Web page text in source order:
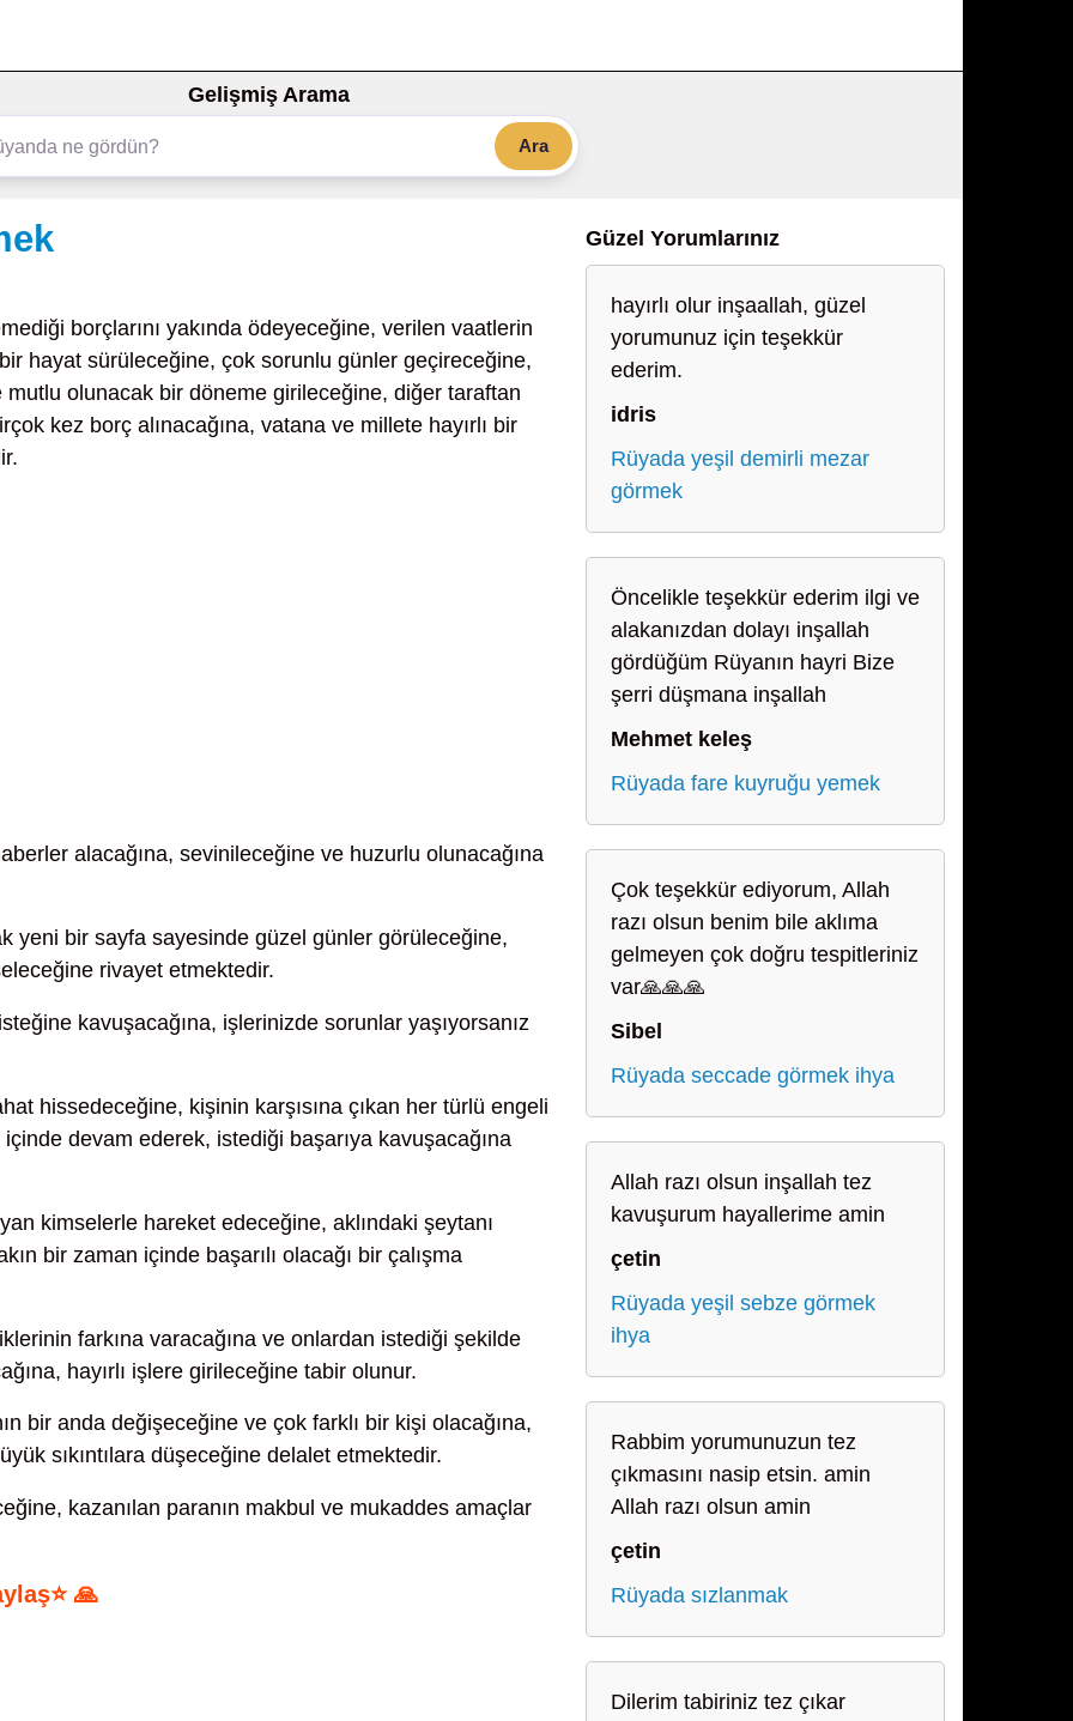
Gelişmiş Arama
Ara
borçlarını yakında ödeyeceğine, verilen vaatlerin
hayat sürüleceğine, çok sorunlu günler geçireceğine,
mutlu olunacak bir döneme girileceğine, diğer taraftan
kez borç alınacağına, vatana ve millete hayırlı bir
alacağına, sevinileceğine ve huzurlu olunacağına
yeni bir sayfa sayesinde güzel günler görüleceğine,
rivayet etmektedir.
kavuşacağına, işlerinizde sorunlar yaşıyorsanız
hissedeceğine, kişinin karşısına çıkan her türlü engeli
devam ederek, istediği başarıya kavuşacağına
kimselerle hareket edeceğine, aklındaki şeytanı
bir zaman içinde başarılı olacağı bir çalışma
farkına varacağına ve onlardan istediği şekilde
hayırlı işlere girileceğine tabir olunur.
bir anda değişeceğine ve çok farklı bir kişi olacağına,
sıkıntılara düşeceğine delalet etmektedir.
kazanılan paranın makbul ve mukaddes amaçlar
🙏
Güzel Yorumlarınız
hayırlı olur inşaallah, güzel
yorumunuz için teşekkür
ederim.
idris
Rüyada yeşil demirli mezar
görmek
Öncelikle teşekkür ederim ilgi ve
alakanızdan dolayı inşallah
gördüğüm Rüyanın hayri Bize
şerri düşmana inşallah
Mehmet keleş
Rüyada fare kuyruğu yemek
Çok teşekkür ediyorum, Allah
razı olsun benim bile aklıma
gelmeyen çok doğru tespitleriniz
var🙏🙏🙏
Sibel
Rüyada seccade görmek ihya
Allah razı olsun inşallah tez
kavuşurum hayallerime amin
çetin
Rüyada yeşil sebze görmek
ihya
Rabbim yorumunuzun tez
çıkmasını nasip etsin. amin
Allah razı olsun amin
çetin
Rüyada sızlanmak
Dilerim tabiriniz tez çıkar